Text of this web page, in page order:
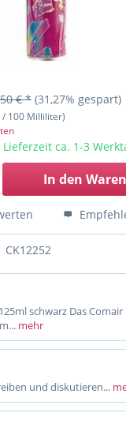
€ * (31,27% gespart)
100 Milliliter)
ca. 1-3
In den
CK12252
schwarz Das
mehr
und diskutieren...